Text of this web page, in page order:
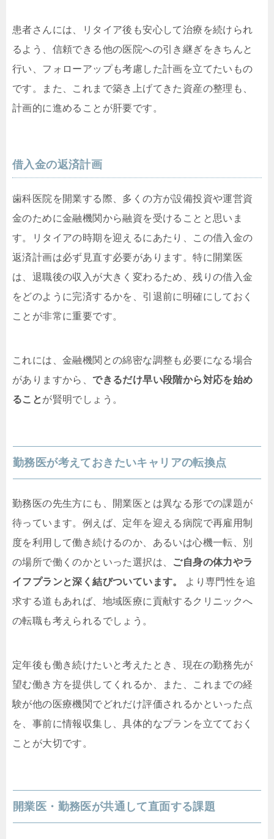
患者さんには、リタイア後も安心して治療を続けられ
るよう、信頼できる他の医院への引き継ぎをきちんと
行い、フォローアップも考慮した計画を立てたいもの
です。また、これまで築き上げてきた資産の整理も、
計画的に進めることが肝要です。
借入金の返済計画
歯科医院を開業する際、多くの方が設備投資や運営資
金のために金融機関から融資を受けることと思いま
す。リタイアの時期を迎えるにあたり、この借入金の
返済計画は必ず見直す必要があります。特に開業医
は、退職後の収入が大きく変わるため、残りの借入金
をどのように完済するかを、引退前に明確にしておく
ことが非常に重要です。
これには、金融機関との綿密な調整も必要になる場合
がありますから、できるだけ早い段階から対応を始め
ることが賢明でしょう。
勤務医が考えておきたいキャリアの転換点
勤務医の先生方にも、開業医とは異なる形での課題が
待っています。例えば、定年を迎える病院で再雇用制
度を利用して働き続けるのか、あるいは心機一転、別
の場所で働くのかといった選択は、 ご自身の体力やラ
イフプランと深く結びついています。
より専門性を追
求する道もあれば、地域医療に貢献するクリニックへ
の転職も考えられるでしょう。
定年後も働き続けたいと考えたとき、現在の勤務先が
望む働き方を提供してくれるか、また、これまでの経
験が他の医療機関でどれだけ評価されるかといった点
を、事前に情報収集し、具体的なプランを立てておく
ことが大切です。
開業医・勤務医が共通して直面する課題